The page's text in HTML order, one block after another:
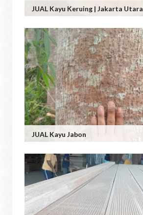
JUAL Kayu Keruing | Jakarta Utara
JUAL Kayu Jabon